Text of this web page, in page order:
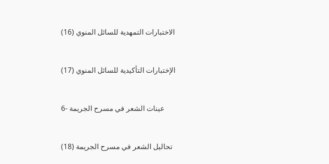
(16) الاختبارات التمهدية للسائل المنوي
(17) الإختبارات التأكيدية للسائل المنوي
6- عينات الشعر في مسرح الجريمة
(18) تحاليل الشعر في مسرح الجريمة